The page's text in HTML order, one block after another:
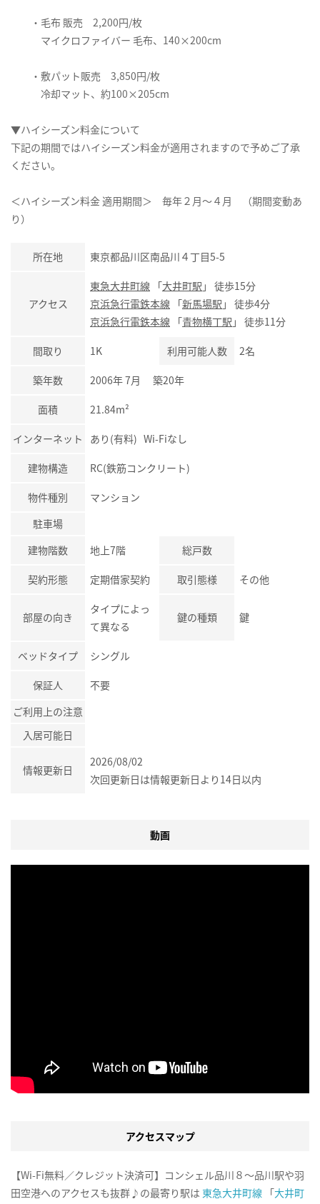
・毛布 販売 2,200円/枚
マイクロファイバー 毛布、140×200cm
・敷パット販売 3,850円/枚
冷却マット、約100×205cm
▼ハイシーズン料金について
下記の期間ではハイシーズン料金が適用されますので予めご了承
ください。
＜ハイシーズン料金 適用期間＞ 毎年２月～４月 （期間変動あ
り）
所在地 東京都品川区南品川４丁目5-5
アクセス
東急大井町線 「大井町駅 」 徒歩15分
京浜急行電鉄本線 「新馬場駅 」 徒歩4分
京浜急行電鉄本線 「青物横丁駅 」 徒歩11分
間取り 1K 利用可能人数 2名
築年数 2006年 7月 築20年
面積 21.84m²
インターネット あり(有料) Wi-Fiなし
建物構造 RC(鉄筋コンクリート)
物件種別
マンション
駐車場
建物階数
地上7階 総戸数
契約形態 定期借家契約 取引態様 その他
部屋の向き
タイプによっ
て異なる
鍵の種類 鍵
ベッドタイプ シングル
保証人
不要
ご利用上の注意
入居可能日
情報更新日
2026/08/02
次回更新日は情報更新日より14日以内
動画
アクセスマップ
【Wi-Fi無料／クレジット決済可】コンシェル品川８～品川駅や羽
田空港へのアクセスも抜群♪の最寄り駅は 東急大井町線 「大井町